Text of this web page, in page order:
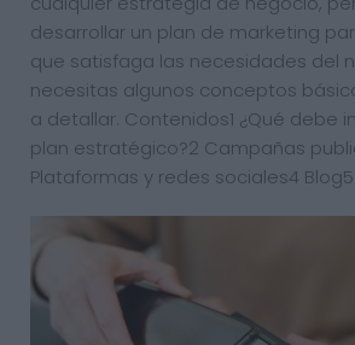
desarrollar un plan de marketing
que satisfaga las necesidades del
necesitas algunos conceptos
a detallar. Contenidos1 ¿Qué debe
plan estratégico?2 Campañas
Plataformas y redes sociales4